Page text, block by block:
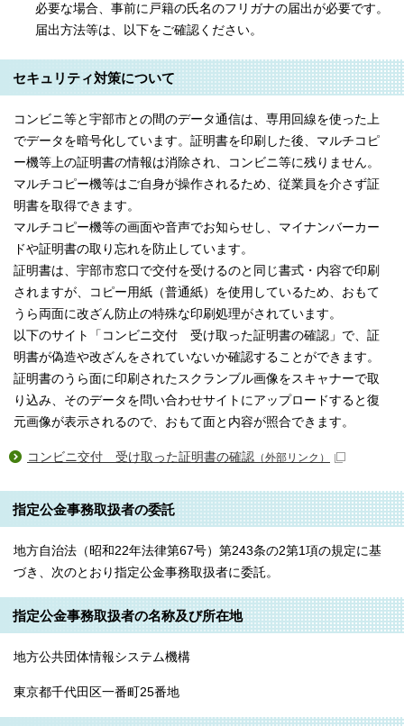
必要な場合、事前に戸籍の氏名のフリガナの届出が必要です。
届出方法等は、以下をご確認ください。
セキュリティ対策について
コンビニ等と宇部市との間のデータ通信は、専用回線を使った上
でデータを暗号化しています。証明書を印刷した後、マルチコピ
ー機等上の証明書の情報は消除され、コンビニ等に残りません。
マルチコピー機等はご自身が操作されるため、従業員を介さず証
明書を取得できます。
マルチコピー機等の画面や音声でお知らせし、マイナンバーカー
ドや証明書の取り忘れを防止しています。
証明書は、宇部市窓口で交付を受けるのと同じ書式・内容で印刷
されますが、コピー用紙（普通紙）を使用しているため、おもて
うら両面に改ざん防止の特殊な印刷処理がされています。
以下のサイト「コンビニ交付 受け取った証明書の確認」で、証
明書が偽造や改ざんをされていないか確認することができます。
証明書のうら面に印刷されたスクランブル画像をスキャナーで取
り込み、そのデータを問い合わせサイトにアップロードすると復
元画像が表示されるので、おもて面と内容が照合できます。
コンビニ交付 受け取った証明書の確認 （外部リンク）
指定公⾦事務取扱者の委託
地⽅⾃治法（昭和22年法律第67号）第243条の2第1項の規定に基
づき、次のとおり指定公⾦事務取扱者に委託。
指定公⾦事務取扱者の名称及び所在地
地方公共団体情報システム機構
東京都千代田区一番町25番地